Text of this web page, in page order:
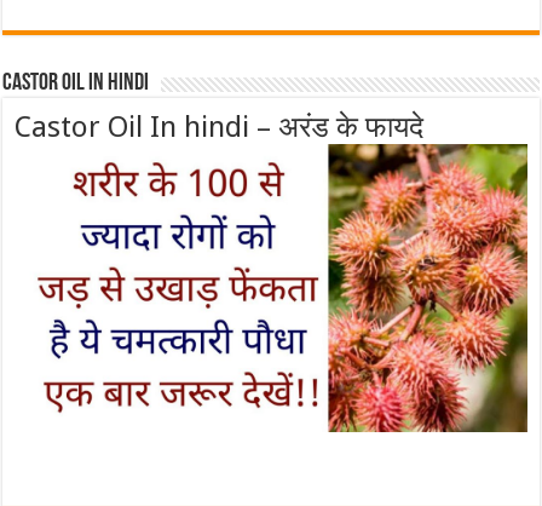
Castor Oil In Hindi
Castor Oil In hindi – अरंड के फायदे